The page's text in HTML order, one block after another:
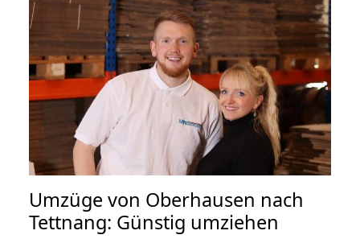
Umzüge von Oberhausen nach
Tettnang: Günstig umziehen